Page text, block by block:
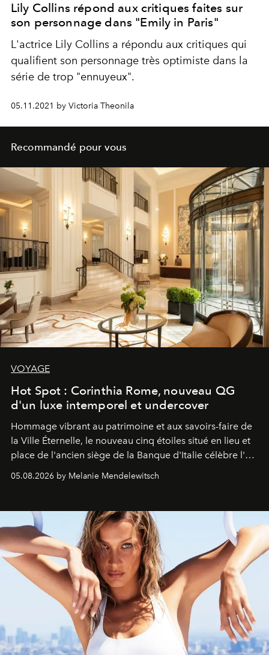
Lily Collins répond aux critiques faites sur
son personnage dans "Emily in Paris"
L'actrice Lily Collins a répondu aux critiques qui
qualifient son personnage très optimiste dans la
série de trop "ennuyeux".
05.11.2021 by Victoria Theonila
Recommandé pour vous
VOYAGE
Hot Spot : Corinthia Rome, nouveau QG
d'un luxe intemporel et undercover
Hommage vibrant au patrimoine et aux savoirs-faire de
la Ville Éternelle, le nouveau cinq étoiles situé en lieu et
place de l'ancien siège de la Banque d'Italie célèbre l'art
de vivre Romain dans toute son élégance intemporelle.
05.08.2026 by Melanie Mendelewitsch